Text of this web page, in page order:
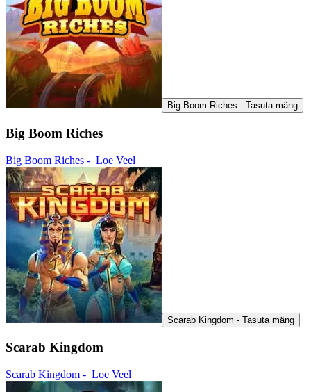
Big Boom Riches - Tasuta mäng
Big Boom Riches
Big Boom Riches - Loe Veel
Scarab Kingdom - Tasuta mäng
Scarab Kingdom
Scarab Kingdom - Loe Veel